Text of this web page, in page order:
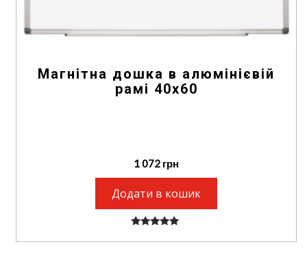
Магнітна дошка в алюмінієвій
рамі 40х60
1 072 грн
Додати в кошик
out of 5